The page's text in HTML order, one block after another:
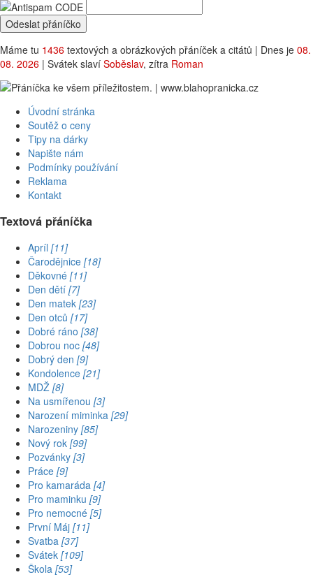
Máme tu 1436 textových a obrázkových přáníček a citátů | Dnes je 08.
08. 2026 | Svátek slaví Soběslav, zítra Roman
Úvodní stránka
Soutěž o ceny
Tipy na dárky
Napište nám
Podmínky používání
Reklama
Kontakt
Textová přáníčka
Apríl [11]
Čarodějnice [18]
Děkovné [11]
Den dětí [7]
Den matek [23]
Den otců [17]
Dobré ráno [38]
Dobrou noc [48]
Dobrý den [9]
Kondolence [21]
MDŽ [8]
Na usmířenou [3]
Narození miminka [29]
Narozeniny [85]
Nový rok [99]
Pozvánky [3]
Práce [9]
Pro kamaráda [4]
Pro maminku [9]
Pro nemocné [5]
První Máj [11]
Svatba [37]
Svátek [109]
Škola [53]